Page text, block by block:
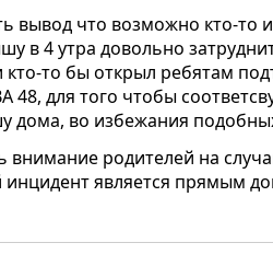
вывод что возможно кто-то
в 4 утра довольно
то бы открыл ребятам
48, для того чтобы
дома, во избежания
внимание родителей на
является прямым